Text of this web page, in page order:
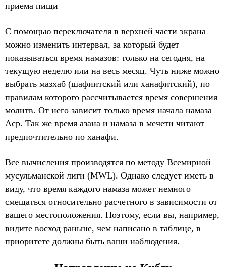
приема пищи
С помощью переключателя в верхней части экрана
можно изменить интервал, за который будет
показываться время намазов: только на сегодня, на
текущую неделю или на весь месяц. Чуть ниже можно
выбрать мазхаб (шафиитский или ханафитский), по
правилам которого рассчитывается время совершения
молитв. От него зависит только время начала намаза
Аср. Так же время азана и намаза в мечети читают
предпочтительно по ханафи.
Все вычисления производятся по методу Всемирной
мусульманской лиги (MWL). Однако следует иметь в
виду, что время каждого намаза может немного
смещаться относительно расчетного в зависимости от
вашего местоположения. Поэтому, если вы, например,
видите восход раньше, чем написано в таблице, в
приоритете должны быть ваши наблюдения.